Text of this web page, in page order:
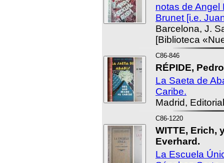
notas de Angel
Brunet [i.e.
Barcelona, J.
[Biblioteca
C86-846
RÉPIDE,
La Saeta de
Caribe.
Madrid,
C86-1220
WITTE, Erich,
Everhard.
La Escuela